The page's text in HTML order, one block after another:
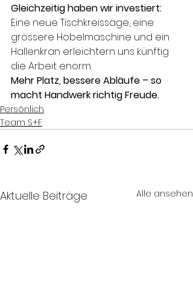
Gleichzeitig haben wir investiert:
Eine neue Tischkreissäge, eine
grössere Hobelmaschine und ein
Hallenkran erleichtern uns künftig
die Arbeit enorm.
Mehr Platz, bessere Abläufe – so
macht Handwerk richtig Freude.
Persönlich
Team S+F
Aktuelle Beiträge Alle ansehen